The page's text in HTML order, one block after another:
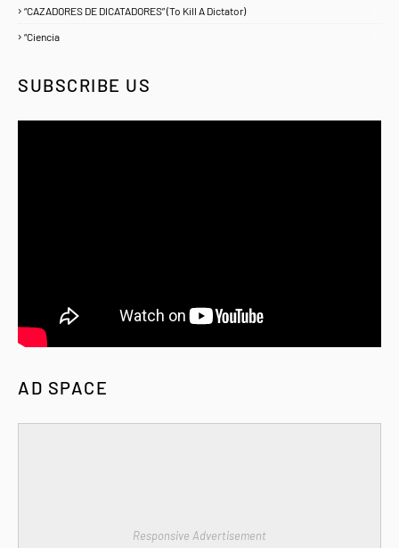
“CAZADORES DE DICATADORES” (To Kill A Dictator)
“Ciencia
SUBSCRIBE US
AD SPACE
Responsive Advertisement